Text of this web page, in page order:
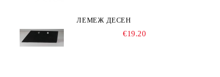
ЛЕМЕЖ ДЕСЕН
€19.20